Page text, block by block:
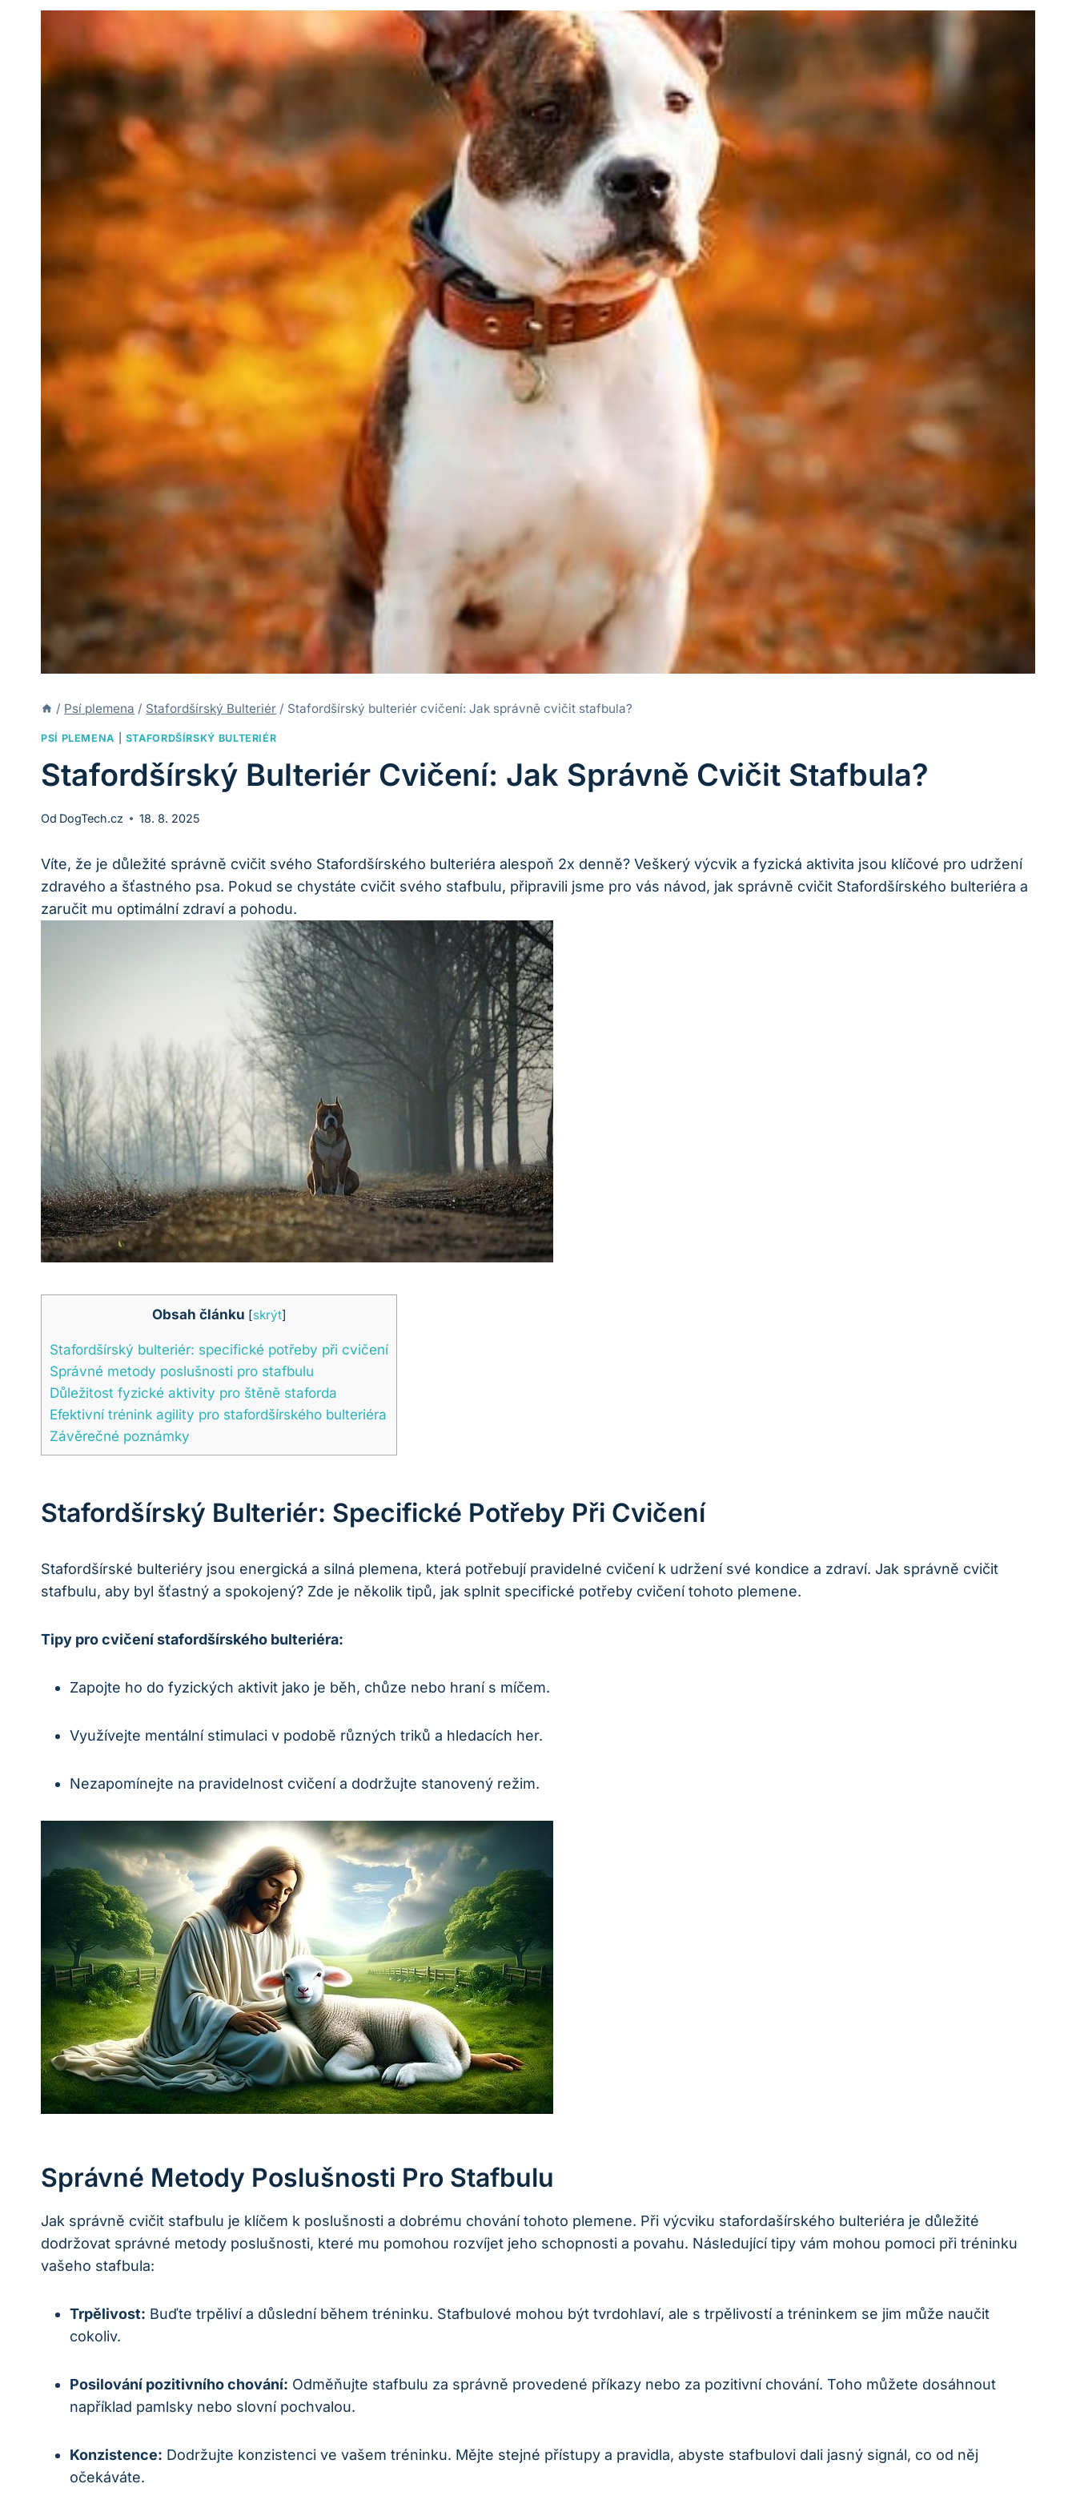
/ Psí plemena / Stafordšírský Bulteriér / Stafordšírský bulteriér cvičení: Jak správně cvičit stafbula?
PSÍ PLEMENA STAFORDŠÍRSKÝ BULTERIÉR
Stafordšírský Bulteriér Cvičení: Jak Správně Cvičit Stafbula?
Od DogTech.cz 18. 8. 2025
Víte, že je důležité správně cvičit svého Stafordšírského bulteriéra alespoň 2x denně? Veškerý výcvik a fyzická aktivita jsou klíčové pro udržení
zdravého a šťastného psa. Pokud se chystáte cvičit svého stafbulu, připravili jsme pro vás návod, jak správně cvičit Stafordšírského bulteriéra a
zaručit mu optimální zdraví a pohodu.
Obsah článku [skrýt]
Stafordšírský bulteriér: specifické potřeby při cvičení
Správné metody poslušnosti pro stafbulu
Důležitost fyzické aktivity pro štěně staforda
Efektivní trénink agility pro stafordšírského bulteriéra
Závěrečné poznámky
Stafordšírský Bulteriér: Specifické Potřeby Při Cvičení
Stafordšírské bulteriéry jsou energická a silná plemena, která potřebují pravidelné cvičení k udržení své kondice a zdraví. Jak správně cvičit
stafbulu, aby byl šťastný a spokojený? Zde je několik tipů, jak splnit specifické potřeby cvičení tohoto plemene.
Tipy pro cvičení stafordšírského bulteriéra:
Zapojte ho do fyzických aktivit jako je běh, chůze nebo hraní s míčem.
Využívejte mentální stimulaci v podobě různých triků a hledacích her.
Nezapomínejte na pravidelnost cvičení a dodržujte stanovený režim.
Správné Metody Poslušnosti Pro Stafbulu
Jak správně cvičit stafbulu je klíčem k poslušnosti a dobrému chování tohoto plemene. Při výcviku stafordašírského bulteriéra je důležité
dodržovat správné metody poslušnosti, které mu pomohou rozvíjet jeho schopnosti a povahu. Následující tipy vám mohou pomoci při tréninku
vašeho stafbula:
Trpělivost: Buďte trpěliví a důslední během tréninku. Stafbulové mohou být tvrdohlaví, ale s trpělivostí a tréninkem se jim může naučit
cokoliv.
Posilování pozitivního chování: Odměňujte stafbulu za správně provedené příkazy nebo za pozitivní chování. Toho můžete dosáhnout
například pamlsky nebo slovní pochvalou.
Konzistence: Dodržujte konzistenci ve vašem tréninku. Mějte stejné přístupy a pravidla, abyste stafbulovi dali jasný signál, co od něj
očekáváte.